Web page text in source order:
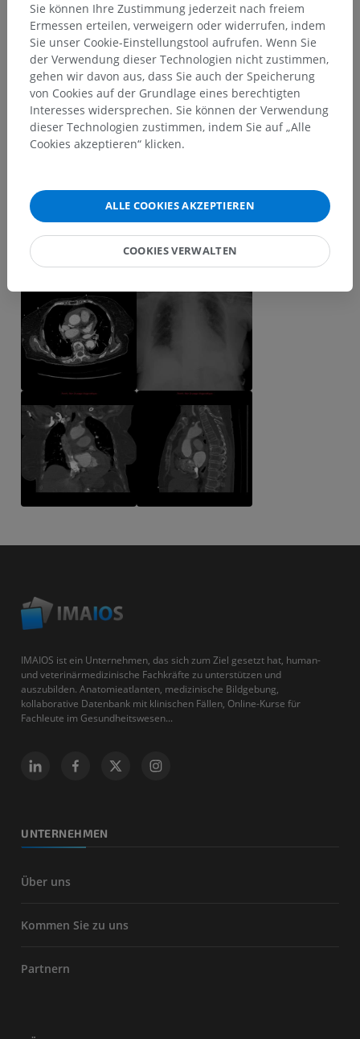
Clinical Case Channel IMAIOS
Album: Gefäß-Bildgebung
Keyframes
IMAIOS ist ein Unternehmen, das sich zum Ziel gesetzt hat, human-
und veterinärmedizinische Fachkräfte zu unterstützen und
auszubilden. Anatomieatlanten, medizinische Bildgebung,
kollaborative Datenbank mit klinischen Fällen, Online-Kurse für
Fachleute im Gesundheitswesen...
UNTERNEHMEN
Über uns
Kommen Sie zu uns
Partnern
Sie können Ihre Zustimmung jederzeit nach freiem
Ermessen erteilen, verweigern oder widerrufen, indem
Sie unser Cookie-Einstellungstool aufrufen. Wenn Sie
der Verwendung dieser Technologien nicht zustimmen,
gehen wir davon aus, dass Sie auch der Speicherung
von Cookies auf der Grundlage eines berechtigten
Interesses widersprechen. Sie können der Verwendung
dieser Technologien zustimmen, indem Sie auf „Alle
Cookies akzeptieren“ klicken.
ALLE COOKIES AKZEPTIEREN
COOKIES VERWALTEN